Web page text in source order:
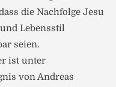
die Nachfolge Jesu
Lebensstil
seien.
ist unter
von Andreas